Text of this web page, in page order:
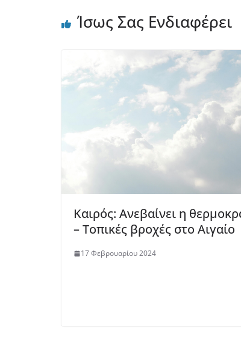
Ίσως Σας Ενδιαφέρει
Καιρός: Ανεβαίνει η
– Τοπικές βροχές στο Αιγαίο
17 Φεβρουαρίου 2024